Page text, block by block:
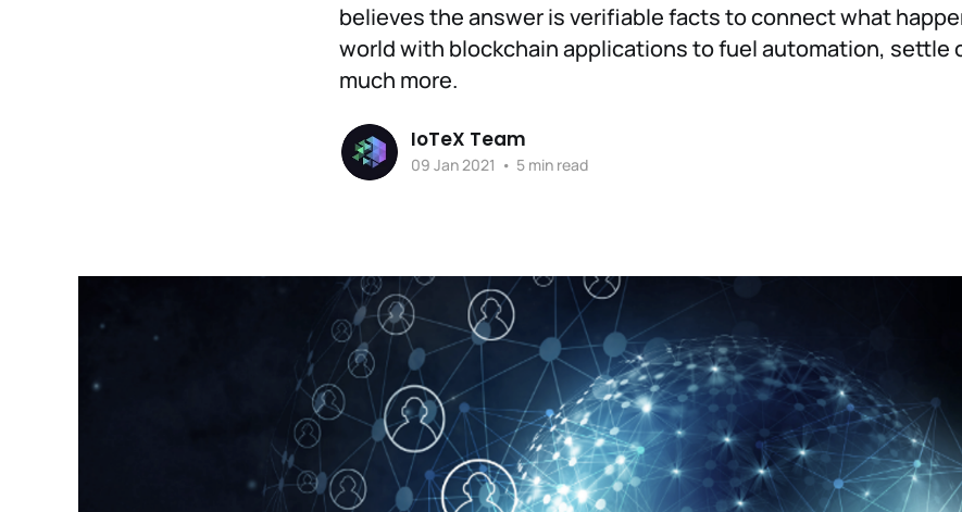
believes the answer is verifiable facts to connect what
world with blockchain applications to fuel automation, settle
much more.
IoTeX Team
09 Jan 2021 • 5 min read